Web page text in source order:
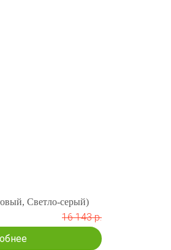
Светло-серый)
16 143 р.